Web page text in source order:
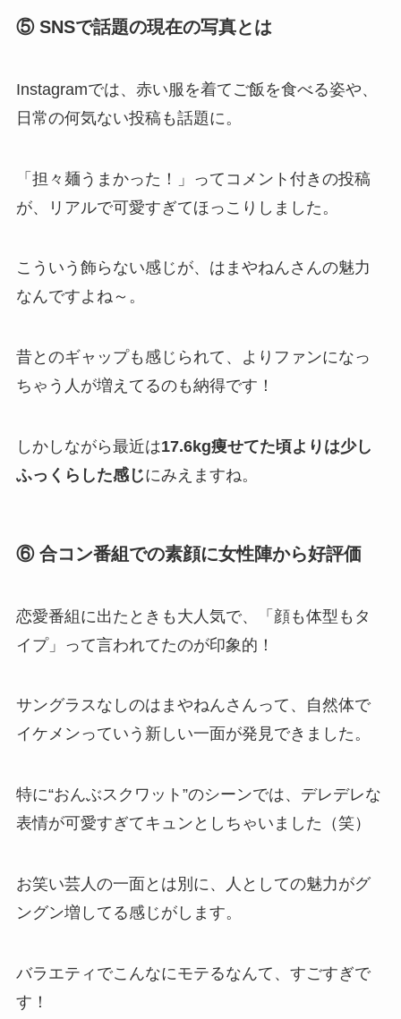
⑤ SNSで話題の現在の写真とは
Instagramでは、赤い服を着てご飯を食べる姿や、
日常の何気ない投稿も話題に。
「担々麺うまかった！」ってコメント付きの投稿
が、リアルで可愛すぎてほっこりしました。
こういう飾らない感じが、はまやねんさんの魅力
なんですよね～。
昔とのギャップも感じられて、よりファンになっ
ちゃう人が増えてるのも納得です！
しかしながら最近は17.6kg痩せてた頃よりは少し
ふっくらした感じにみえますね。
⑥ 合コン番組での素顔に女性陣から好評価
恋愛番組に出たときも大人気で、「顔も体型もタ
イプ」って言われてたのが印象的！
サングラスなしのはまやねんさんって、自然体で
イケメンっていう新しい一面が発見できました。
特に“おんぶスクワット”のシーンでは、デレデレな
表情が可愛すぎてキュンとしちゃいました（笑）
お笑い芸人の一面とは別に、人としての魅力がグ
ングン増してる感じがします。
バラエティでこんなにモテるなんて、すごすぎで
す！